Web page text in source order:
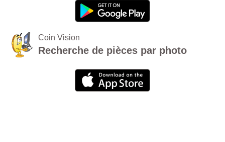
Coin Vision
Recherche de pièces par photo